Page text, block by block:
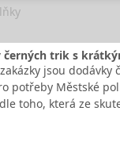
černých trik s
jsou
potřeby Městské
toho, která ze